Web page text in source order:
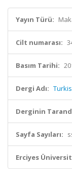
Yayın Türü:
Cilt numarası:
Basım Tarihi:
Dergi Adı:
Derginin
Sayfa Sayıları:
Erciyes